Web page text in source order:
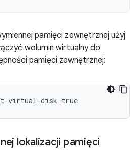
pamięci zewnętrznej użyj
wolumin wirtualny do
pamięci zewnętrznej:
lokalizacji pamięci